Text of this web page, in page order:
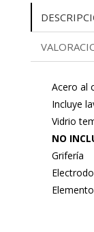
Acero al
Incluye
Vidrio
NO
Grifería